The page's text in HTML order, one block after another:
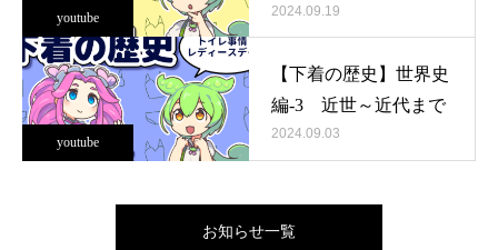
youtube 2024.09.19
youtube
【下着の歴史】世界史
編-3 近世～近代まで
2024.09.03
お知らせ一覧